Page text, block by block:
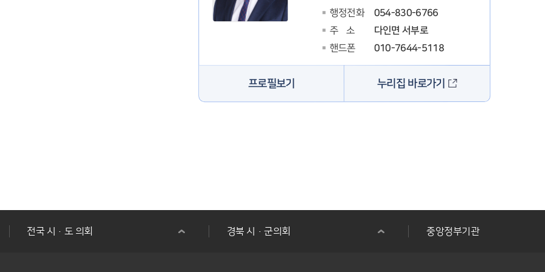
행정전화 054-830-6766
주 소 다인면 서부로
핸드폰 010-7644-5118
프로필보기 누리집 바로가기
전국 시·도 의회 경북 시·군의회 중앙정부기관